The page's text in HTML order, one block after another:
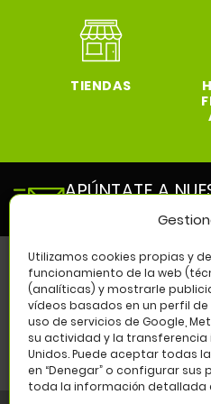
Utilizamos cookies propias y
funcionamiento de la web
(analíticas) y mostrarle
vídeos basados en un perfil
uso de servicios de Google,
su actividad y la
Unidos. Puede aceptar todas
en “Denegar” o configurar sus
toda la información detallada
TIENDAS
APÚNTATE A
y entérate de todas